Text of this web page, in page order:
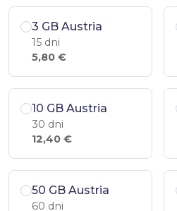
3 GB Austria
15 dni
5,80 €
10 GB Austria
30 dni
12,40 €
50 GB Austria
60 dni